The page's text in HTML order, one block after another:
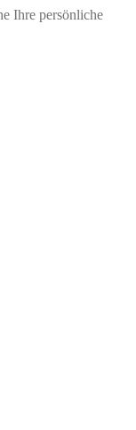
Ihre persönliche